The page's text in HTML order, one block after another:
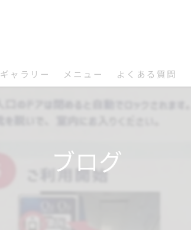
ギャラリー メニュー よくある質問
ブログ